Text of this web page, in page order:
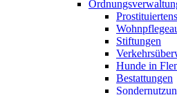
Stiftungen
Hunde in
Bestattungen